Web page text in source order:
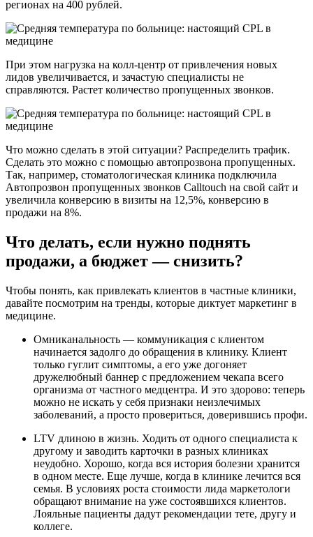
регионах на 400 рублей.
При этом нагрузка на колл-центр от привлечения новых
лидов увеличивается, и зачастую специалисты не
справляются. Растет количество пропущенных звонков.
Что можно сделать в этой ситуации? Распределить трафик.
Сделать это можно с помощью автопрозвона пропущенных.
Так, например, стоматологическая клиника подключила
Автопрозвон пропущенных звонков Calltouch на свой сайт и
увеличила конверсию в визиты на 12,5%, конверсию в
продажи на 8%.
Что делать, если нужно поднять
продажи, а бюджет — снизить?
Чтобы понять, как привлекать клиентов в частные клиники,
давайте посмотрим на тренды, которые диктует маркетинг в
медицине.
Омниканальность — коммуникация с клиентом
начинается задолго до обращения в клинику. Клиент
только гуглит симптомы, а его уже догоняет
дружелюбный баннер с предложением чекапа всего
организма от частного медцентра. И это здорово: теперь
можно не искать у себя признаки неизлечимых
заболеваний, а просто провериться, доверившись профи.
LTV длиною в жизнь. Ходить от одного специалиста к
другому и заводить карточки в разных клиниках
неудобно. Хорошо, когда вся история болезни хранится
в одном месте. Еще лучше, когда в клинике лечится вся
семья. В условиях роста стоимости лида маркетологи
обращают внимание на уже состоявшихся клиентов.
Лояльные пациенты дадут рекомендации тете, другу и
коллеге.